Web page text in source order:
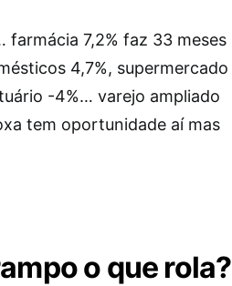
7,2% faz 33 meses
4,7%, supermercado
-4%… varejo ampliado
tem oportunidade aí mas
o que rola?